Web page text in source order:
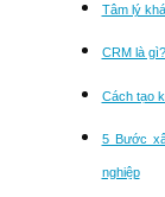
Tâm lý
CRM là
Cách tạo
5 Bước
nghiệp